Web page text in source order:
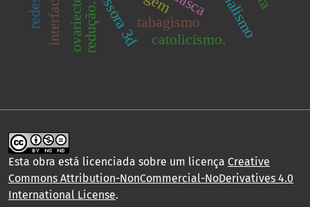
tabagismo
redução. catolicismo.
Esta obra está licenciada sobre um licença Creative
Commons Attribution-NonCommercial-NoDerivatives 4.0
International License.